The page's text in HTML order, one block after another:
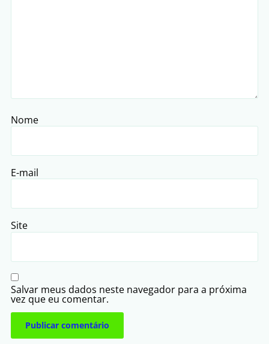
Nome
E-mail
Site
Salvar meus dados neste navegador para a próxima
vez que eu comentar.